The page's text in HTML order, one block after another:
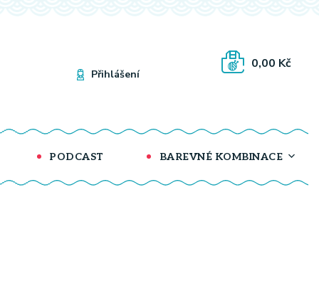
PODCAST BAREVNÉ KOMBINACE
Přihlášení
0,00 Kč